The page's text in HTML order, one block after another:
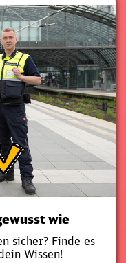
wie
sicher? Finde es
Wissen!